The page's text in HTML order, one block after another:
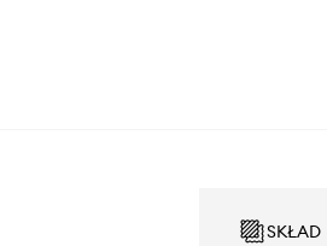
SKŁAD